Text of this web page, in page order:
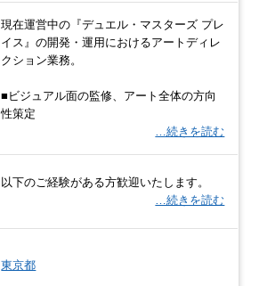
現在運営中の『デュエル・マスターズ プレ
イス』の開発・運用におけるアートディレ
クション業務。
■ビジュアル面の監修、アート全体の方向
性策定
…続きを読む
以下のご経験がある方歓迎いたします。
…続きを読む
東京都